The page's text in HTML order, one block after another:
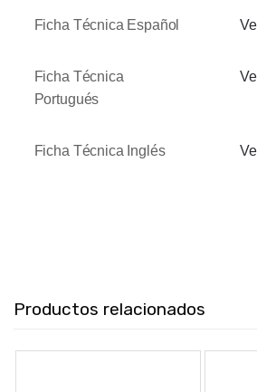
Ficha Técnica Español
Ficha Técnica
Portugués
Ficha Técnica Inglés
Productos relacionados